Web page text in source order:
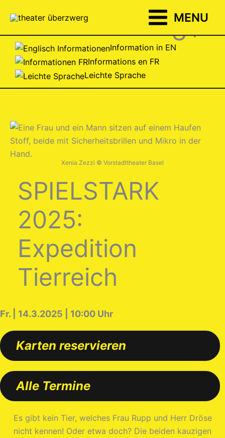
Inhalt
springen
MENU
Information in EN
Informations en FR
Leichte Sprache
SPIELSTARK
2025:
Expedition
Tierreich
Fr. | 14.3.2025 | 10:00 Uhr
Karten reservieren
Alle Termine
Es gibt kein Tier, welches Frau Rupp und Herr Dröse
nicht kennen! Oder etwa doch? Die beiden kauzigen
Xenia Zezzi © Vorstadttheater Basel
8+